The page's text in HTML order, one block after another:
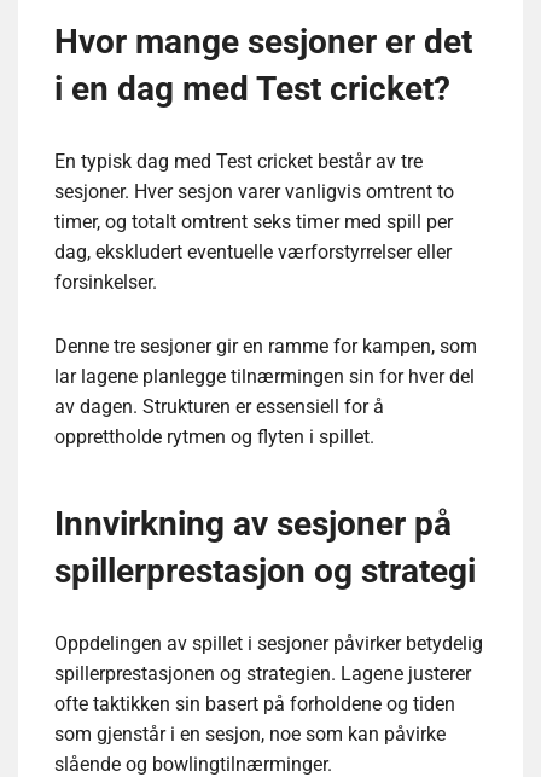
Hvor mange sesjoner er det
i en dag med Test cricket?
En typisk dag med Test cricket består av tre
sesjoner. Hver sesjon varer vanligvis omtrent to
timer, og totalt omtrent seks timer med spill per
dag, ekskludert eventuelle værforstyrrelser eller
forsinkelser.
Denne tre sesjoner gir en ramme for kampen, som
lar lagene planlegge tilnærmingen sin for hver del
av dagen. Strukturen er essensiell for å
opprettholde rytmen og flyten i spillet.
Innvirkning av sesjoner på
spillerprestasjon og strategi
Oppdelingen av spillet i sesjoner påvirker betydelig
spillerprestasjonen og strategien. Lagene justerer
ofte taktikken sin basert på forholdene og tiden
som gjenstår i en sesjon, noe som kan påvirke
slående og bowlingtilnærminger.